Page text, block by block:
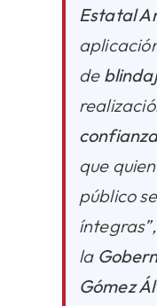
Estatal
de
que
público
la
Gómez